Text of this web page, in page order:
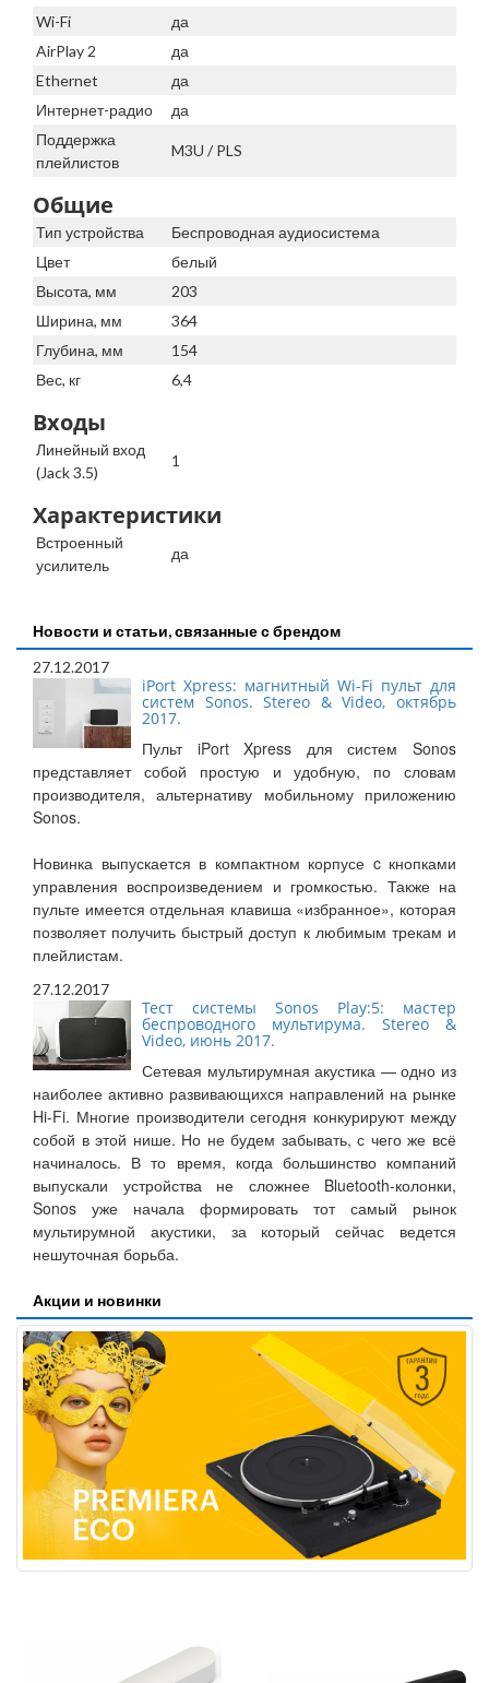
Wi-Fi
да
AirPlay 2
да
Ethernet
да
Интернет-радио
да
Поддержка
плейлистов
M3U / PLS
Общие
Тип устройства
Беспроводная аудиосистема
Цвет
белый
Высота, мм
203
Ширина, мм
364
Глубина, мм
154
Вес, кг
6,4
Входы
Линейный вход
(Jack 3.5)
1
Характеристики
Встроенный
усилитель
да
Новости и статьи, связанные с брендом
27.12.2017
iPort Xpress: магнитный Wi-Fi пульт для
систем Sonos. Stereo & Video, октябрь
2017.
Пульт iPort Xpress для систем Sonos
представляет собой простую и удобную, по словам
производителя, альтернативу мобильному приложению
Sonos.
Новинка выпускается в компактном корпусе c кнопками
управления воспроизведением и громкостью. Также на
пульте имеется отдельная клавиша «избранное», которая
позволяет получить быстрый доступ к любимым трекам и
плейлистам.
27.12.2017
Тест системы Sonos Play:5: мастер
беспроводного мультирума. Stereo &
Video, июнь 2017.
Сетевая мультирумная акустика — одно из
наиболее активно развивающихся направлений на рынке
Hi-Fi. Многие производители сегодня конкурируют между
собой в этой нише. Но не будем забывать, с чего же всё
начиналось. В то время, когда большинство компаний
выпускали устройства не сложнее Bluetooth-колонки,
Sonos уже начала формировать тот самый рынок
мультирумной акустики, за который сейчас ведется
нешуточная борьба.
Акции и новинки